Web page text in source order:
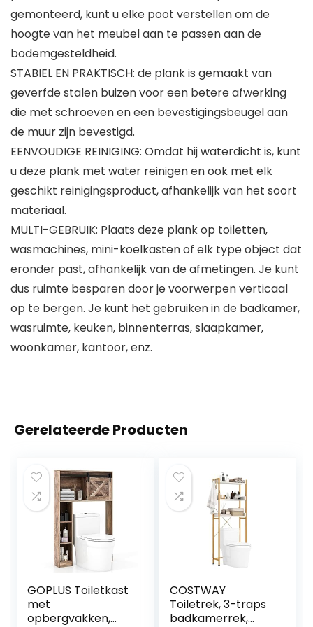
gemonteerd, kunt u elke poot verstellen om de
hoogte van het meubel aan te passen aan de
bodemgesteldheid.
STABIEL EN PRAKTISCH: de plank is gemaakt van
geverfde stalen buizen voor een betere afwerking
die met schroeven en een bevestigingsbeugel aan
de muur zijn bevestigd.
EENVOUDIGE REINIGING: Omdat hij waterdicht is, kunt
u deze plank met water reinigen en ook met elk
geschikt reinigingsproduct, afhankelijk van het soort
materiaal.
MULTI-GEBRUIK: Plaats deze plank op toiletten,
wasmachines, mini-koelkasten of elk type object dat
eronder past, afhankelijk van de afmetingen. Je kunt
dus ruimte besparen door je voorwerpen verticaal
op te bergen. Je kunt het gebruiken in de badkamer,
wasruimte, keuken, binnenterras, slaapkamer,
woonkamer, kantoor, enz.
Gerelateerde Producten
GOPLUS Toiletkast
met
opbergvakken,
COSTWAY
Toiletrek, 3-traps
badkamerrek,